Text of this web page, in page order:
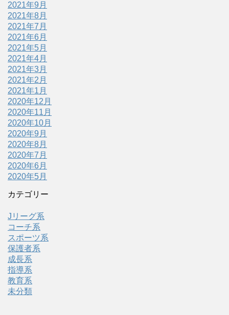
2021年9月
2021年8月
2021年7月
2021年6月
2021年5月
2021年4月
2021年3月
2021年2月
2021年1月
2020年12月
2020年11月
2020年10月
2020年9月
2020年8月
2020年7月
2020年6月
2020年5月
カテゴリー
Jリーグ系
コーチ系
スポーツ系
保護者系
成長系
指導系
教育系
未分類